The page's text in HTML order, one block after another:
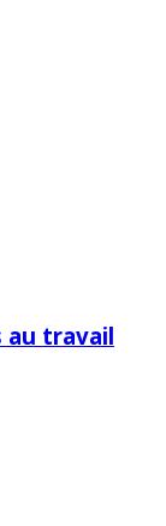
au travail